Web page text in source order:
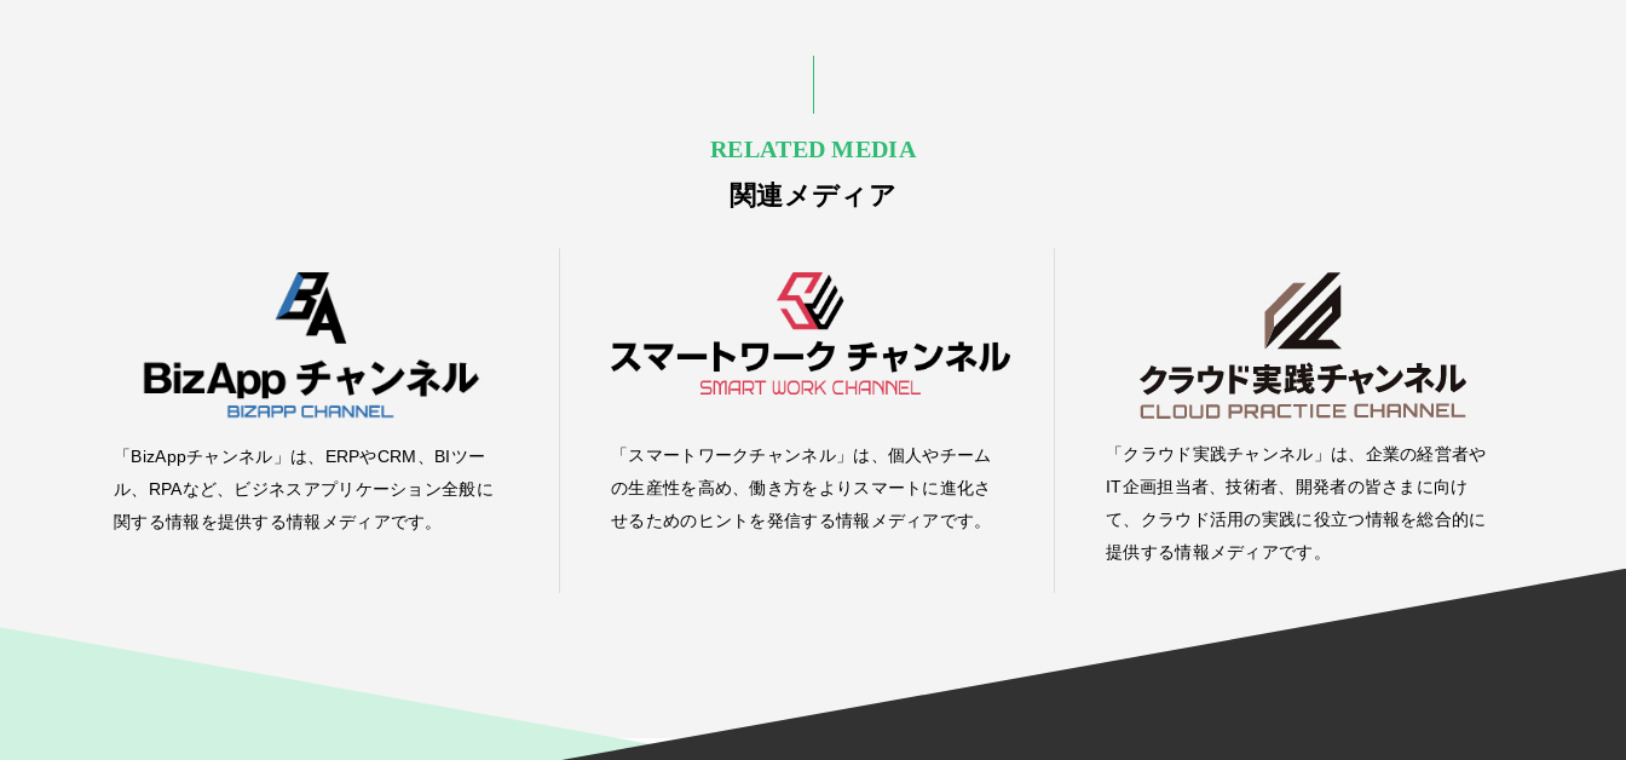
RELATED MEDIA
関連メディア
「BizAppチャンネル」は、ERPやCRM、BIツー
ル、RPAなど、ビジネスアプリケーション全般に
関する情報を提供する情報メディアです。
「スマートワークチャンネル」は、個人やチーム
の生産性を高め、働き方をよりスマートに進化さ
せるためのヒントを発信する情報メディアです。
「クラウド実践チャンネル」は、企業の経営者や
IT企画担当者、技術者、開発者の皆さまに向け
て、クラウド活用の実践に役立つ情報を総合的に
提供する情報メディアです。